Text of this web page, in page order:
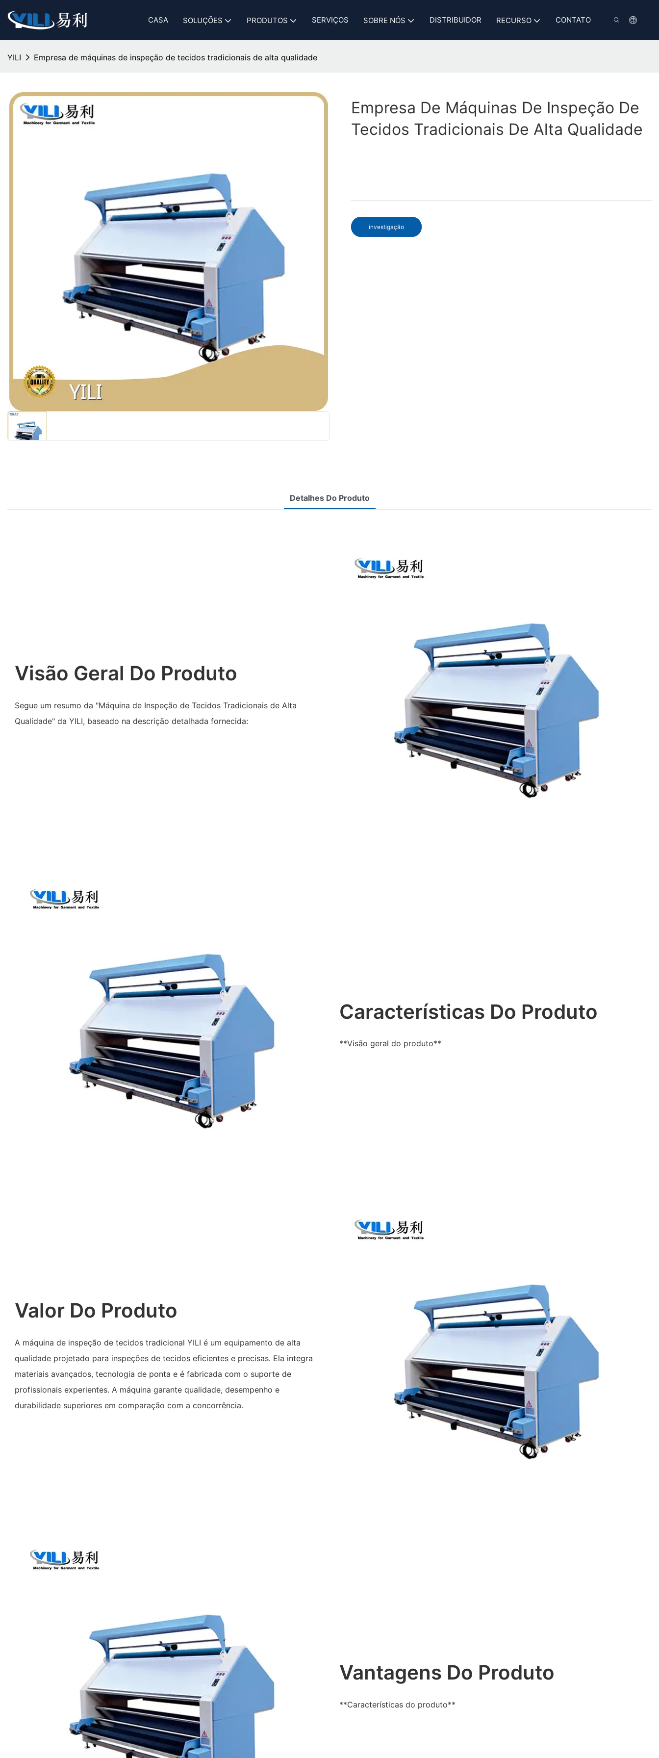
CASA SOLUÇÕES PRODUTOS SERVIÇOS SOBRE NÓS DISTRIBUIDOR RECURSO CONTATO
YILI Empresa de máquinas de inspeção de tecidos tradicionais de alta qualidade
Empresa De Máquinas De Inspeção De
Tecidos Tradicionais De Alta Qualidade
investigação
Detalhes Do Produto
Visão Geral Do Produto
Segue um resumo da "Máquina de Inspeção de Tecidos Tradicionais de Alta
Qualidade" da YILI, baseado na descrição detalhada fornecida:
Características Do Produto
**Visão geral do produto**
Valor Do Produto
A máquina de inspeção de tecidos tradicional YILI é um equipamento de alta
qualidade projetado para inspeções de tecidos eficientes e precisas. Ela integra
materiais avançados, tecnologia de ponta e é fabricada com o suporte de
profissionais experientes. A máquina garante qualidade, desempenho e
durabilidade superiores em comparação com a concorrência.
Vantagens Do Produto
**Características do produto**